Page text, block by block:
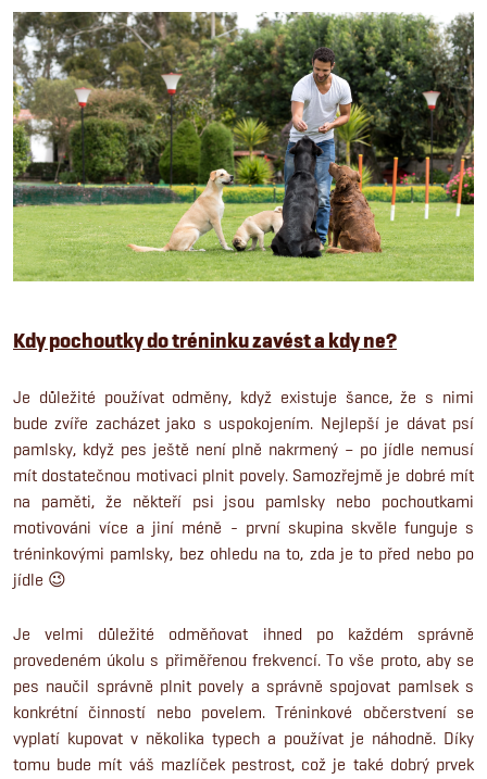
Kdy pochoutky do tréninku zavést a kdy ne?
Je důležité používat odměny, když existuje šance, že s nimi
bude zvíře zacházet jako s uspokojením. Nejlepší je dávat psí
pamlsky, když pes ještě není plně nakrmený – po jídle nemusí
mít dostatečnou motivaci plnit povely. Samozřejmě je dobré mít
na paměti, že někteří psi jsou pamlsky nebo pochoutkami
motivováni více a jiní méně - první skupina skvěle funguje s
tréninkovými pamlsky, bez ohledu na to, zda je to před nebo po
jídle 😉
Je velmi důležité odměňovat ihned po každém správně
provedeném úkolu s přiměřenou frekvencí. To vše proto, aby se
pes naučil správně plnit povely a správně spojovat pamlsek s
konkrétní činností nebo povelem. Tréninkové občerstvení se
vyplatí kupovat v několika typech a používat je náhodně. Díky
tomu bude mít váš mazlíček pestrost, což je také dobrý prvek